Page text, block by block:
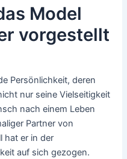
Model
vorgestellt
Persönlichkeit, deren
nur seine Vielseitigkeit
nach einem Leben
Partner von
hat er in der
auf sich gezogen.